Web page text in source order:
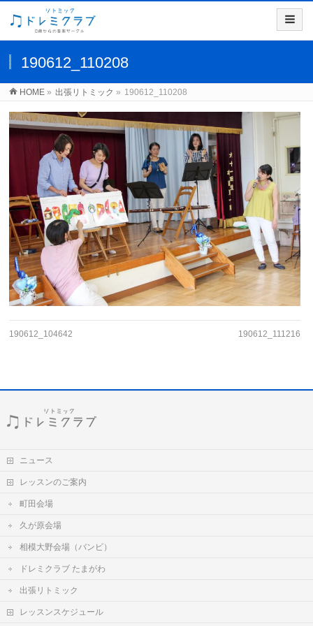
190612_110208
HOME » 出張リトミック » 190612_110208
190612_104642 190612_111216
ニュース
レッスンのご案内
町田会場
久が原会場
相模大野会場（バンビ）
ドレミクラブ たまがわ
出張リトミック
レッスンスケジュール